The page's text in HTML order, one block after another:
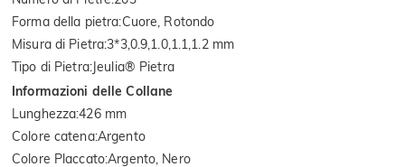
Forma della pietra:Cuore, Rotondo
Misura di Pietra:3*3,0.9,1.0,1.1,1.2 mm
Tipo di Pietra:Jeulia® Pietra
Informazioni delle Collane
Lunghezza:426 mm
Colore catena:Argento
Colore Placcato:Argento, Nero